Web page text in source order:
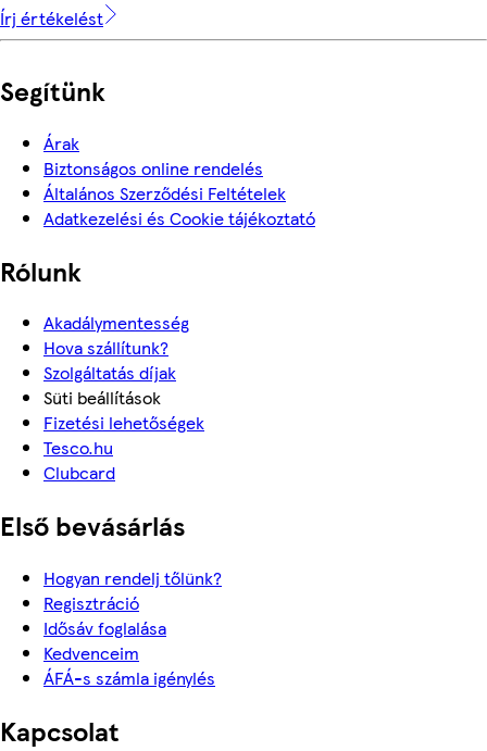
Írj értékelést
Segítünk
Árak
Biztonságos online rendelés
Általános Szerződési Feltételek
Adatkezelési és Cookie tájékoztató
Rólunk
Akadálymentesség
Hova szállítunk?
Szolgáltatás díjak
Süti beállítások
Fizetési lehetőségek
Tesco.hu
Clubcard
Első bevásárlás
Hogyan rendelj tőlünk?
Regisztráció
Idősáv foglalása
Kedvenceim
ÁFÁ-s számla igénylés
Kapcsolat